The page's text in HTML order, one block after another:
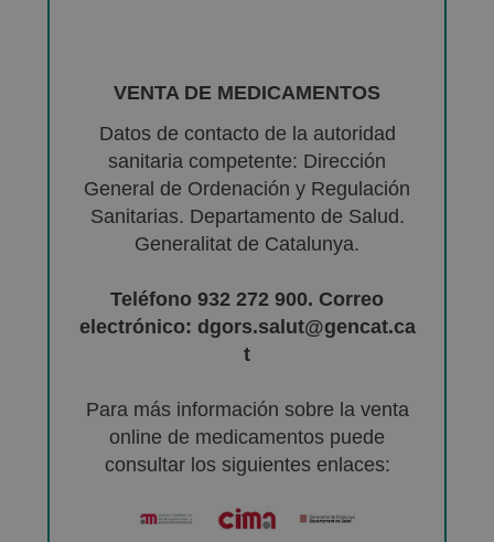
VENTA DE MEDICAMENTOS
Datos de contacto de la autoridad
sanitaria competente: Dirección
General de Ordenación y Regulación
Sanitarias. Departamento de Salud.
Generalitat de Catalunya.
Teléfono 932 272 900. Correo
electrónico: dgors.salut@gencat.ca
t
Para más información sobre la venta
online de medicamentos puede
consultar los siguientes enlaces: